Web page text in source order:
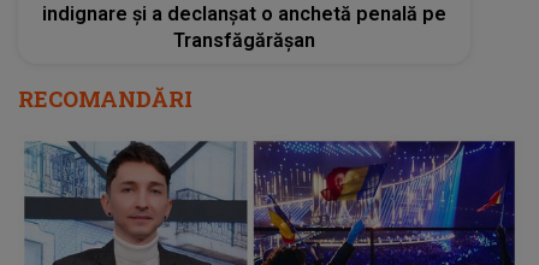
indignare și a declanșat o anchetă penală pe
Transfăgărășan
RECOMANDĂRI